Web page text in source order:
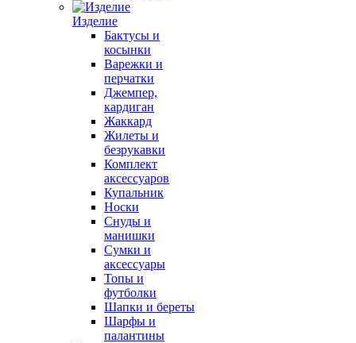
Изделие
Бактусы и
косынки
Варежки и
перчатки
Джемпер,
кардиган
Жаккард
Жилеты и
безрукавки
Комплект
аксессуаров
Купальник
Носки
Снуды и
манишки
Сумки и
аксессуары
Топы и
футболки
Шапки и береты
Шарфы и
палантины